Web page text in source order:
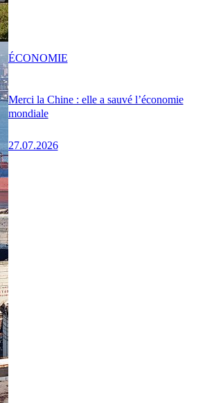
Merci la Chine : elle a sauvé l’économie
mondiale
27.07.2026
ÉCONOMIE